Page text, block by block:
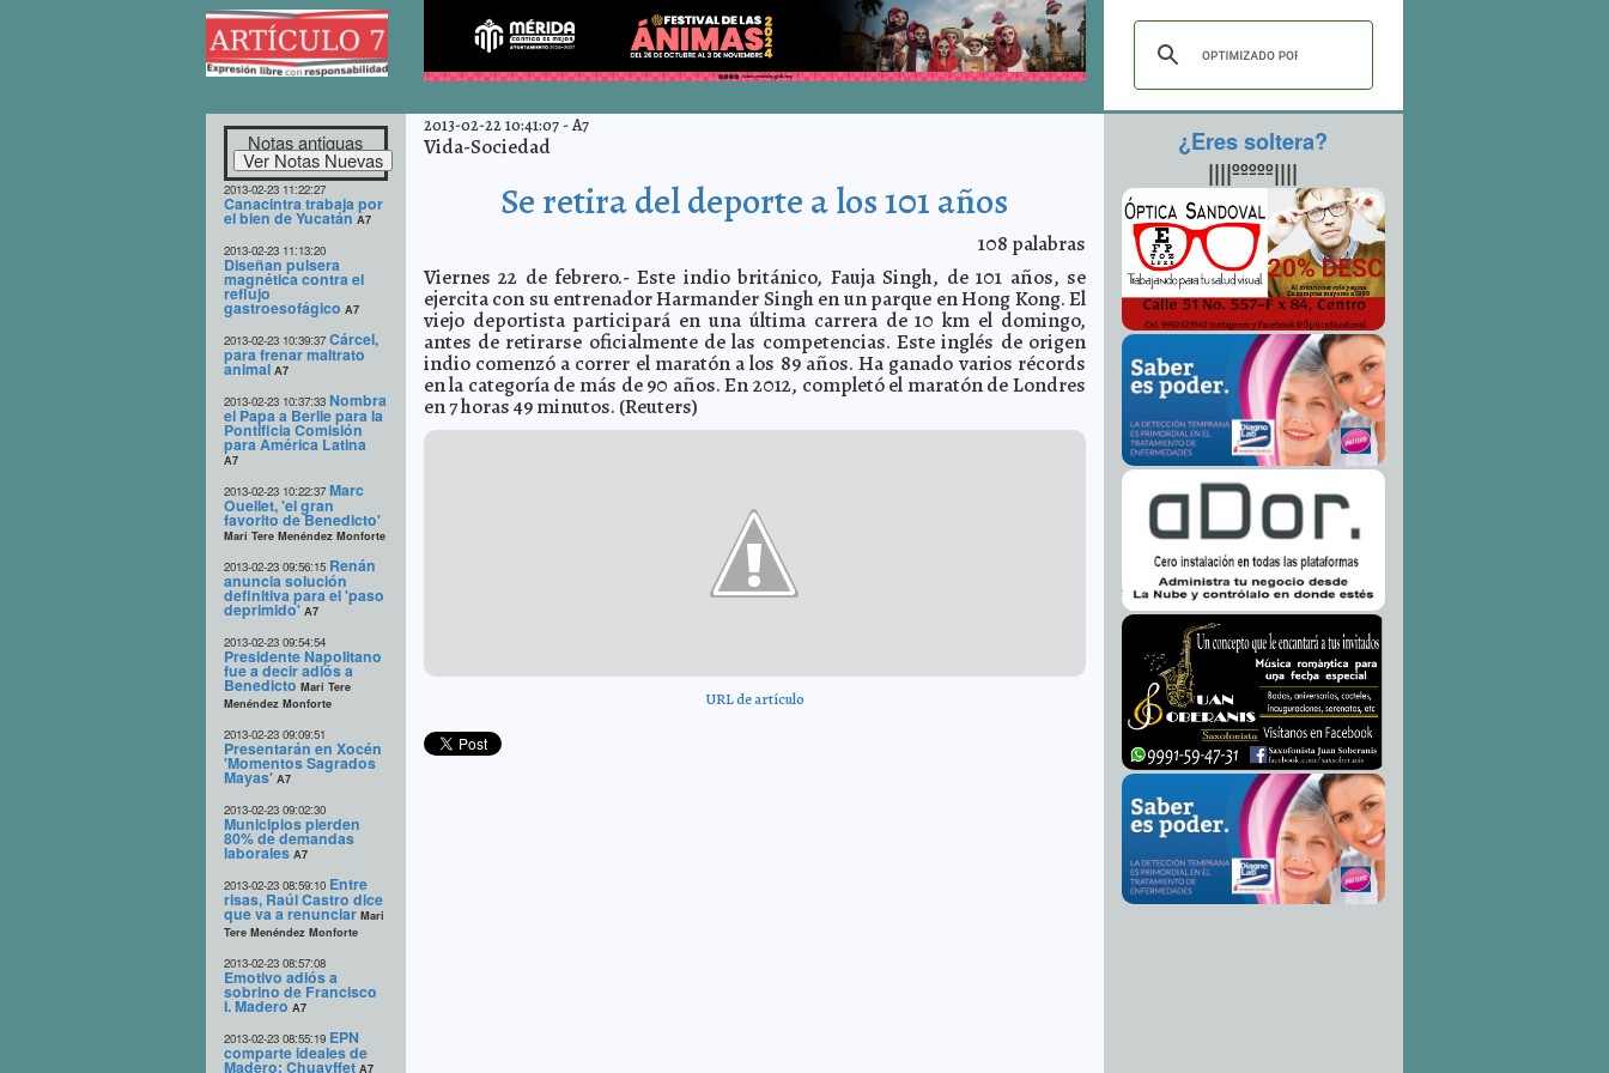
Notas antiguas
2013-02-23 11:22:27
Canacintra trabaja por
el bien de Yucatán A7
2013-02-23 11:13:20
Diseñan pulsera
magnética contra el
reflujo
gastroesofágico A7
2013-02-23 10:39:37 Cárcel,
para frenar maltrato
animal A7
2013-02-23 10:37:33 Nombra
el Papa a Berlie para la
Pontificia Comisión
para América Latina
A7
2013-02-23 10:22:37 Marc
Ouellet, 'el gran
favorito de Benedicto'
Mari Tere Menéndez Monforte
2013-02-23 09:56:15 Renán
anuncia solución
definitiva para el 'paso
deprimido' A7
2013-02-23 09:54:54
Presidente Napolitano
fue a decir adiós a
Benedicto Mari Tere
Menéndez Monforte
2013-02-23 09:09:51
Presentarán en Xocén
'Momentos Sagrados
Mayas' A7
2013-02-23 09:02:30
Municipios pierden
80% de demandas
laborales A7
2013-02-23 08:59:10 Entre
risas, Raúl Castro dice
que va a renunciar Mari
Tere Menéndez Monforte
2013-02-23 08:57:08
Emotivo adiós a
sobrino de Francisco
I. Madero A7
2013-02-23 08:55:19 EPN
comparte ideales de
Madero: Chuayffet A7
2013-02-22 10:41:07-A7
Vida-Sociedad
Se retira del deporte a los 101 años
108 palabras
Viernes 22 de febrero.- Este indio británico, Fauja Singh, de 101 años, se
ejercita con su entrenador Harmander Singh en un parque en Hong Kong. El
viejo deportista participará en una última carrera de 10 km el domingo,
antes de retirarse oficialmente de las competencias. Este inglés de origen
indio comenzó a correr el maratón a los 89 años. Ha ganado varios récords
en la categoría de más de 90 años. En 2012, completó el maratón de Londres
en 7 horas 49 minutos. (Reuters)
URL de artículo
¿Eres soltera?
||||ººººº||||